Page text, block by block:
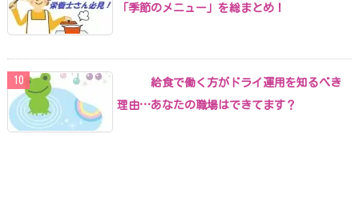
「季節のメニュー」を総まとめ！
給食で働く方がドライ運用を知るべき
理由…あなたの職場はできてます？